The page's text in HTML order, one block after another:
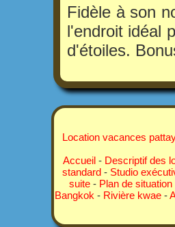
Fidèle à son
l'endroit idéal
d'étoiles.
Location vacances
Accueil - Descriptif des
standard - Studio
suite - Plan de situation
Bangkok- Rivière kwae-